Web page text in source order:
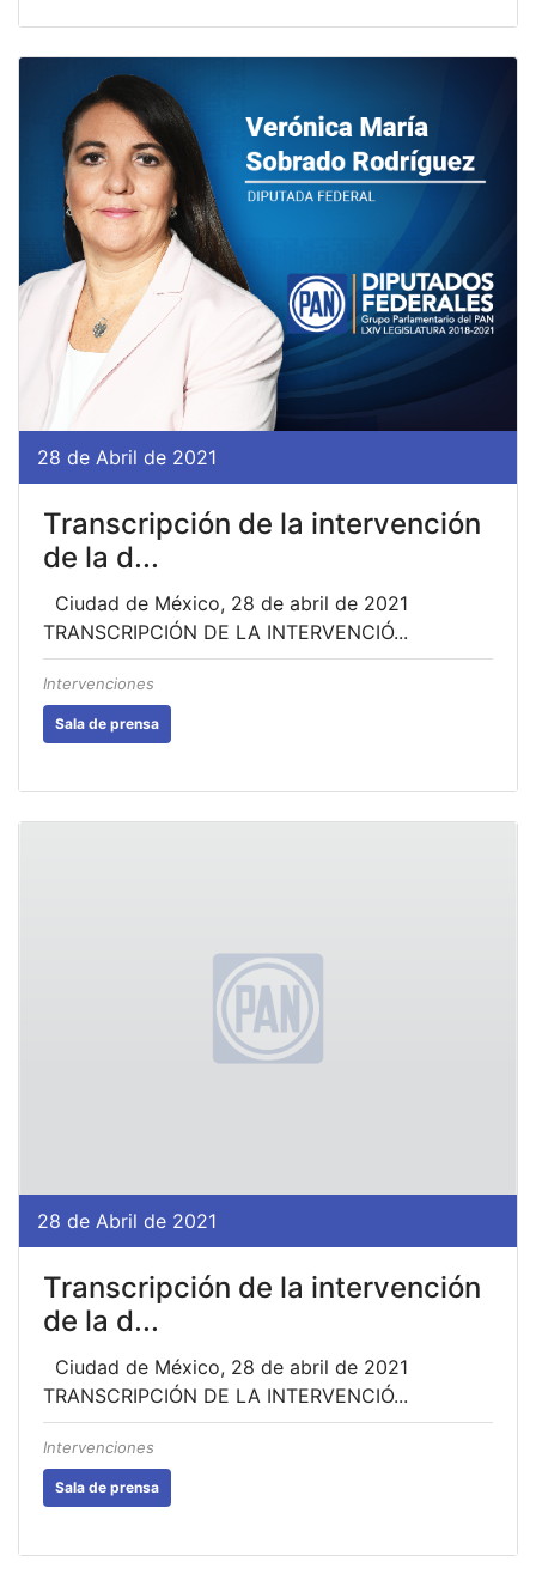
28 de Abril de 2021
Transcripción de la intervención
de la d...
Ciudad de México, 28 de abril de 2021
TRANSCRIPCIÓN DE LA INTERVENCIÓ...
Intervenciones
Sala de prensa
28 de Abril de 2021
Transcripción de la intervención
de la d...
Ciudad de México, 28 de abril de 2021
TRANSCRIPCIÓN DE LA INTERVENCIÓ...
Intervenciones
Sala de prensa